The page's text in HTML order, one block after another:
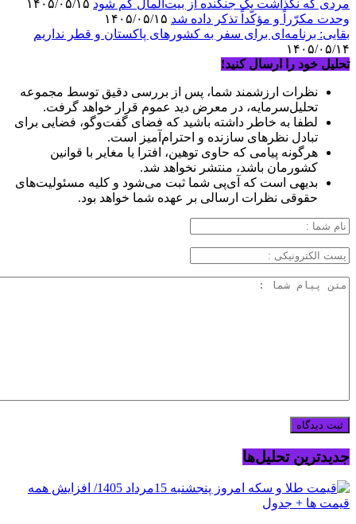
مردی که نگذاشت یک جنگنده از بیت‌المال کم شود
وحدت مکرّراً و مؤکّداً تذکر داده شد
بقایی: برنامه‌ای برای سفر به کشورهای پاکستان و قطر نداریم
۱۴۰۵/۰۵/۱۴
تحلیل خود را ارسال کنید!
نظرات ارزشمند شما، پس از بررسی دقیق توسط مجموعه
تحلیل‌سرمایه، در معرض دید عموم قرار خواهد گرفت.
لطفا به خاطر داشته باشید که فضای گفت‌وگو، فضایی برای
تبادل نظرهای سازنده و احترام‌آمیز است.
هرگونه پیامی که حاوی توهین، افترا یا مغایر با قوانین
کشورمان باشد، منتشر نخواهد شد.
بدیهی است که آی‌پی شما ثبت می‌شود و کلیه مسئولیت‌های
حقوقی نظرات ارسالی بر عهده شما خواهد بود.
جدیدترین تحلیل‌ها